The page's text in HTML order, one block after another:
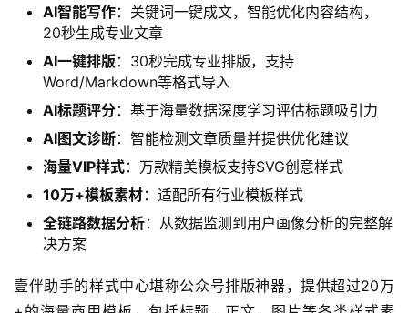
AI智能写作：关键词一键成文，智能优化内容结构，
20秒生成专业文章
AI一键排版：30秒完成专业排版，支持
Word/Markdown等格式导入
AI标题评分：基于海量数据深度学习评估标题吸引力
AI图文诊断：智能检测文章质量并提供优化建议
海量VIP样式：万款精美模板支持SVG创意样式
10万+模板素材：适配所有行业模板样式
全链路数据分析：从数据监测到用户画像分析的完整解
决方案
壹伴助手的样式中心堪称公众号排版神器，提供超过20万